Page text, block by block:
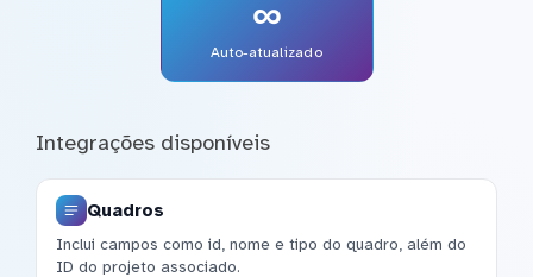
∞
Auto-atualizado
Integrações disponíveis
Quadros
Inclui campos como id, nome e tipo do quadro, além do
ID do projeto associado.